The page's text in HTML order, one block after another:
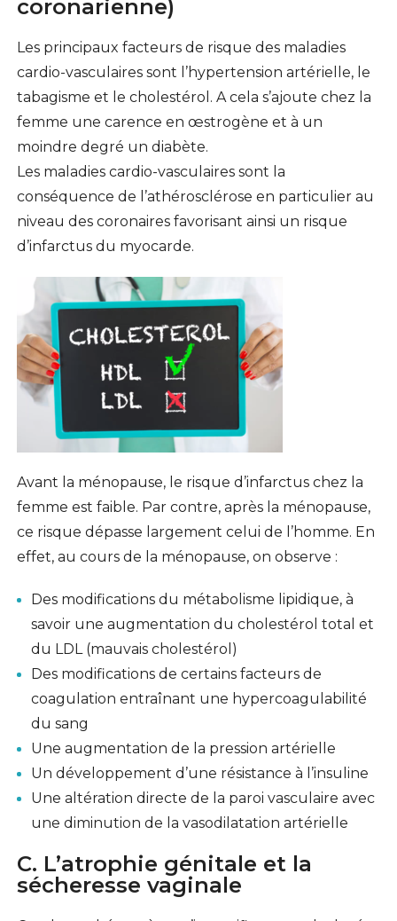
coronarienne)
Les principaux facteurs de risque des maladies
cardio-vasculaires sont l’hypertension artérielle, le
tabagisme et le cholestérol. A cela s’ajoute chez la
femme une carence en œstrogène et à un
moindre degré un diabète.
Les maladies cardio-vasculaires sont la
conséquence de l’athérosclérose en particulier au
niveau des coronaires favorisant ainsi un risque
d’infarctus du myocarde.
Avant la ménopause, le risque d’infarctus chez la
femme est faible. Par contre, après la ménopause,
ce risque dépasse largement celui de l’homme. En
effet, au cours de la ménopause, on observe :
Des modifications du métabolisme lipidique, à
savoir une augmentation du cholestérol total et
du LDL (mauvais cholestérol)
Des modifications de certains facteurs de
coagulation entraînant une hypercoagulabilité
du sang
Une augmentation de la pression artérielle
Un développement d’une résistance à l’insuline
Une altération directe de la paroi vasculaire avec
une diminution de la vasodilatation artérielle
C. L’atrophie génitale et la
sécheresse vaginale